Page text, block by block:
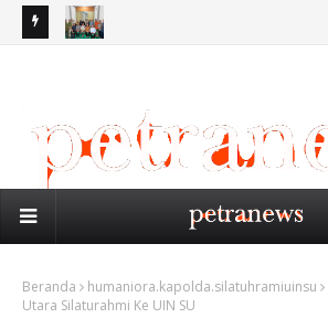
Beranda humaniora.kapolda.silatuhramiuinsu
Utara Silaturahmi Ke UIN SU